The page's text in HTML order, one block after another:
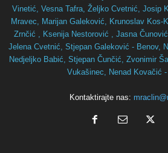
Vinetić, Vesna Tafra, Željko Cvetnić, Josip
Mravec, Marijan Galeković, Krunoslav Kos-
Zrnčić , Ksenija Nestorović , Jasna Čunović,
Jelena Cvetnić, Stjepan Galeković - Benov,
Nedjeljko Babić, Stjepan Čunčić, Zvonimir
Vukašinec, Nenad Kovačić -
Kontaktirajte nas: